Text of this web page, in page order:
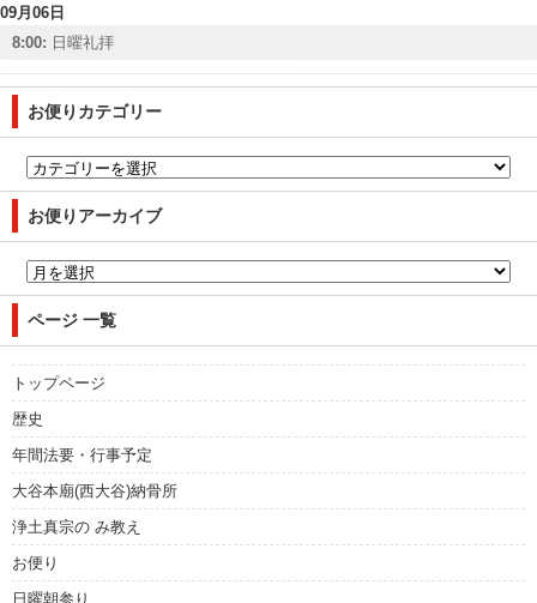
09月06日
8:00: 日曜礼拝
お便りカテゴリー
お便りアーカイブ
ページ 一覧
トップページ
歴史
年間法要・行事予定
大谷本廟(西大谷)納骨所
浄土真宗の み教え
お便り
日曜朝参り